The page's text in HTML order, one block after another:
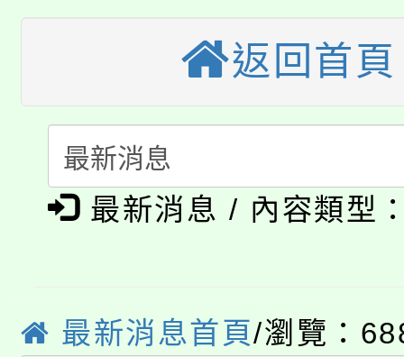
《TA101》溝通分析基
程，歡迎學生輔導中心
心理、諮商輔導、社會
系所師生報名參加。
轉知苗栗縣政府辦理
縣市「校園短影音徵
門員」簡章及活動海報
踴躍報名參加。
桃園市115學年度學生
要點
「桃園市補助參觀特色
展演活動實施計畫」
115年度「教育部表揚
義教育推展貢獻獎」
公告本校115學年度第
生本土語及新住民語歌
公告本校115學年度第
返回首頁
最新消息 / 內容類型
最新消息首頁/瀏覽：